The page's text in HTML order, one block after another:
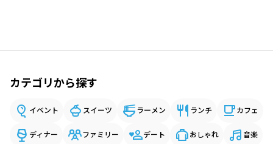
カテゴリから探す
イベント スイーツ ラーメン ランチ カフェ
ディナー ファミリー デート おしゃれ 音楽